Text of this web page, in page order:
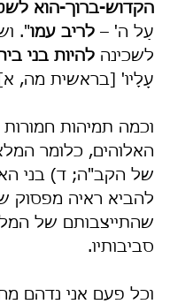
הקדוש-ברוך-הוא
עַל ה' – לריב עמו".
לשכינה להיות בני
עָלָיו' [בראשית מה,
וכמה תמיהות
האלוהים, כלומר
של הקב"ה; ד) בני
להביא ראיה מפסוק
שהתייצבותם של
סביבותיו.
וכל פעם אני נדהם